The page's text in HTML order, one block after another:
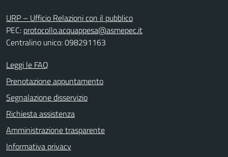
URP – Ufficio Relazioni con il pubblico
PEC: protocollo.acquappesa@asmepec.it
Centralino unico: 098291163
Leggi le FAQ
Prenotazione appuntamento
Segnalazione disservizio
Richiesta assistenza
Amministrazione trasparente
Informativa privacy